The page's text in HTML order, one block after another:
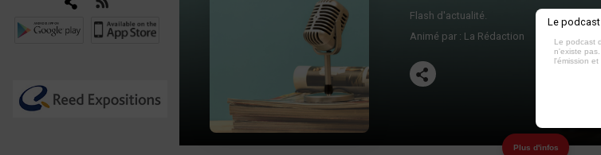
Flash d'actualité.
Animé par : La Rédaction
Plus d'infos
Le
Le podcast
n'existe
l'émission